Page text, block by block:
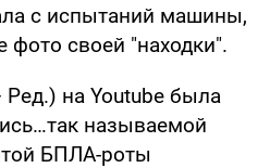
с испытаний машины,
фото своей "находки".
на Youtube была
называемой
БПЛА-роты